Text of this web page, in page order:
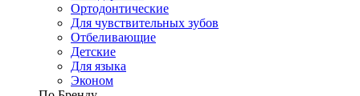
Ортодонтические
Для чувствительных зубов
Отбеливающие
Детские
Для языка
Эконом